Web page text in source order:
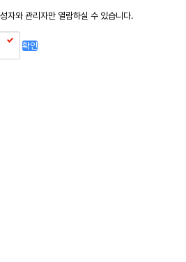
자와 관리자만 열람하실 수 있습니다.